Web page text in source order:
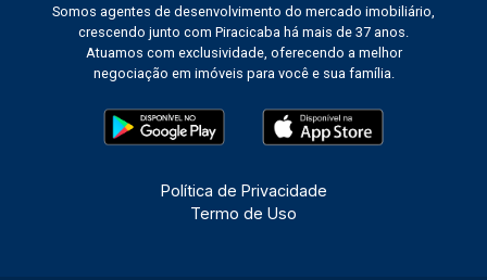
Somos agentes de desenvolvimento do mercado imobiliário,
crescendo junto com Piracicaba há mais de 37 anos.
Atuamos com exclusividade, oferecendo a melhor
negociação em imóveis para você e sua família.
Política de Privacidade
Termo de Uso